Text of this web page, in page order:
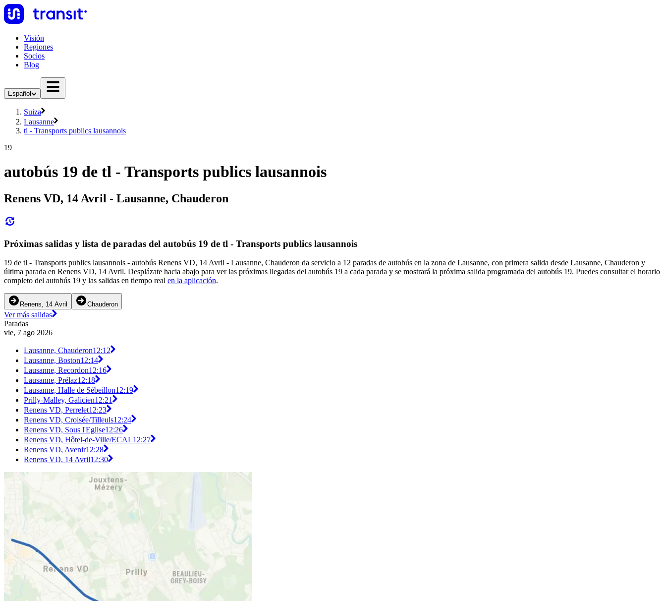
Visión
Regiones
Socios
Blog
Español
Suiza
Lausanne
tl - Transports publics lausannois
19
autobús 19 de tl - Transports publics lausannois
Renens VD, 14 Avril - Lausanne, Chauderon
Próximas salidas y lista de paradas del autobús 19 de tl - Transports publics lausannois
19 de tl - Transports publics lausannois - autobús Renens VD, 14 Avril - Lausanne, Chauderon da servicio a 12 paradas de autobús en la zona de Lausanne, con primera salida desde Lausanne, Chauderon y
última parada en Renens VD, 14 Avril. Desplázate hacia abajo para ver las próximas llegadas del autobús 19 a cada parada y se mostrará la próxima salida programada del autobús 19. Puedes consultar el horario
completo del autobús 19 y las salidas en tiempo real en la aplicación.
Renens, 14 Avril Chauderon
Ver más salidas
Paradas
vie, 7 ago 2026
Lausanne, Chauderon12:12
Lausanne, Boston12:14
Lausanne, Recordon12:16
Lausanne, Prélaz12:18
Lausanne, Halle de Sébeillon12:19
Prilly-Malley, Galicien12:21
Renens VD, Perrelet12:23
Renens VD, Croisée/Tilleuls12:24
Renens VD, Sous l'Eglise12:26
Renens VD, Hôtel-de-Ville/ECAL12:27
Renens VD, Avenir12:28
Renens VD, 14 Avril12:30